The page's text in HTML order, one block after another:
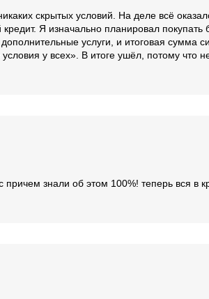
скрытых условий. На деле всё
Я изначально планировал покупать
услуги, и итоговая сумма
у всех». В итоге ушёл, потому что
знали об этом 100%! теперь вся в